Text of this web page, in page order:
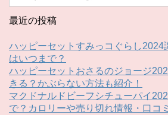
最近の投稿
ハッピーセットすみっコぐらし2024
はいつまで？
ハッピーセットおさるのジョージ
きる？かぶらない方法も紹介！
マクドナルドビーフシチューパイ
で？カロリーや売り切れ情報・口コ